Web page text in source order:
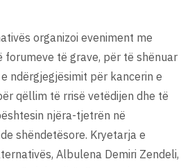
organizoi eveniment me
të grave, për të shënuar
ndërgjegjësimit për kancerin e
qëllim të rrisë vetëdijen dhe të
njëra-tjetrën në
shëndetësore. Kryetarja e
Albulena Demiri Zendeli,